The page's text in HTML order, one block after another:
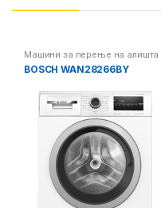
Машини за перење на алишта
BOSCH WAN28266BY